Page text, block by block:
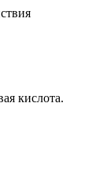
кислота.